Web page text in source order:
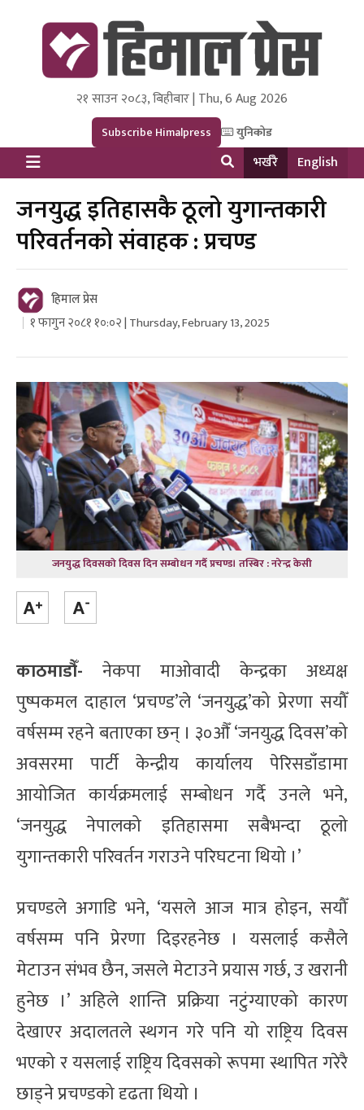
Himal Press
Dot NewsyNepal Media and Research Pvt Ltd.
२१ साउन २०८३, बिहीबार | Thu, 6 Aug 2026
Subscribe Himalpress युनिकोड
भर्खरै English
जनयुद्ध इतिहासकै ठूलो युगान्तकारी
परिवर्तनको संवाहक : प्रचण्ड
हिमाल प्रेस
१ फागुन २०८१ १०:०२ | Thursday, February 13, 2025
जनयुद्ध दिवसको दिवस दिन सम्बोधन गर्दै प्रचण्ड। तस्बिर : नरेन्द्र केसी
काठमाडौँ- नेकपा माओवादी केन्द्रका अध्यक्ष
पुष्पकमल दाहाल ‘प्रचण्ड’ले ‘जनयुद्ध’को प्रेरणा सयौँ
वर्षसम्म रहने बताएका छन् । ३०औँ ‘जनयुद्ध दिवस’को
अवसरमा पार्टी केन्द्रीय कार्यालय पेरिसडाँडामा
आयोजित कार्यक्रमलाई सम्बोधन गर्दै उनले भने,
‘जनयुद्ध नेपालको इतिहासमा सबैभन्दा ठूलो
युगान्तकारी परिवर्तन गराउने परिघटना थियो ।’
प्रचण्डले अगाडि भने, ‘यसले आज मात्र होइन, सयौँ
वर्षसम्म पनि प्रेरणा दिइरहनेछ । यसलाई कसैले
मेटाउन संभव छैन, जसले मेटाउने प्रयास गर्छ, उ खरानी
हुनेछ ।’ अहिले शान्ति प्रक्रिया नटुंग्याएको कारण
देखाएर अदालतले स्थगन गरे पनि यो राष्ट्रिय दिवस
भएको र यसलाई राष्ट्रिय दिवसको रूपमा स्थापित गरेरै
छाड्ने प्रचण्डको दृढता थियो ।